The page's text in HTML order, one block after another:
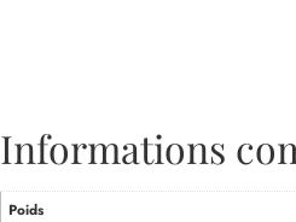
Informations
Poids